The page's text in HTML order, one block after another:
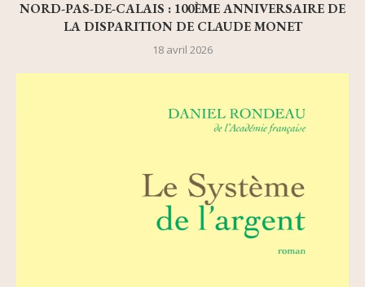
NORD-PAS-DE-CALAIS : 100ÈME ANNIVERSAIRE DE
LA DISPARITION DE CLAUDE MONET
18 avril 2026